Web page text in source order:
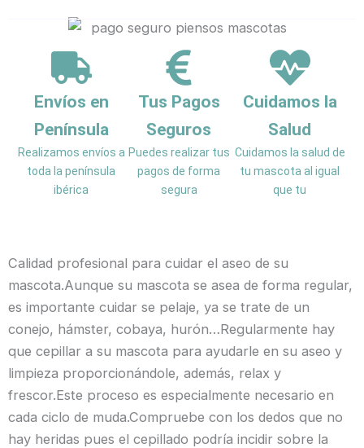
Envíos en
Península
Realizamos envíos a
toda la península
ibérica
Tus Pagos
Seguros
Puedes realizar tus
pagos de forma
segura
Cuidamos la
Salud
Cuidamos la salud de
tu mascota al igual
que tu
Calidad profesional para cuidar el aseo de su
mascota.Aunque su mascota se asea de forma regular,
es importante cuidar se pelaje, ya se trate de un
conejo, hámster, cobaya, hurón…Regularmente hay
que cepillar a su mascota para ayudarle en su aseo y
limpieza proporcionándole, además, relax y
frescor.Este proceso es especialmente necesario en
cada ciclo de muda.Compruebe con los dedos que no
hay heridas pues el cepillado podría incidir sobre la